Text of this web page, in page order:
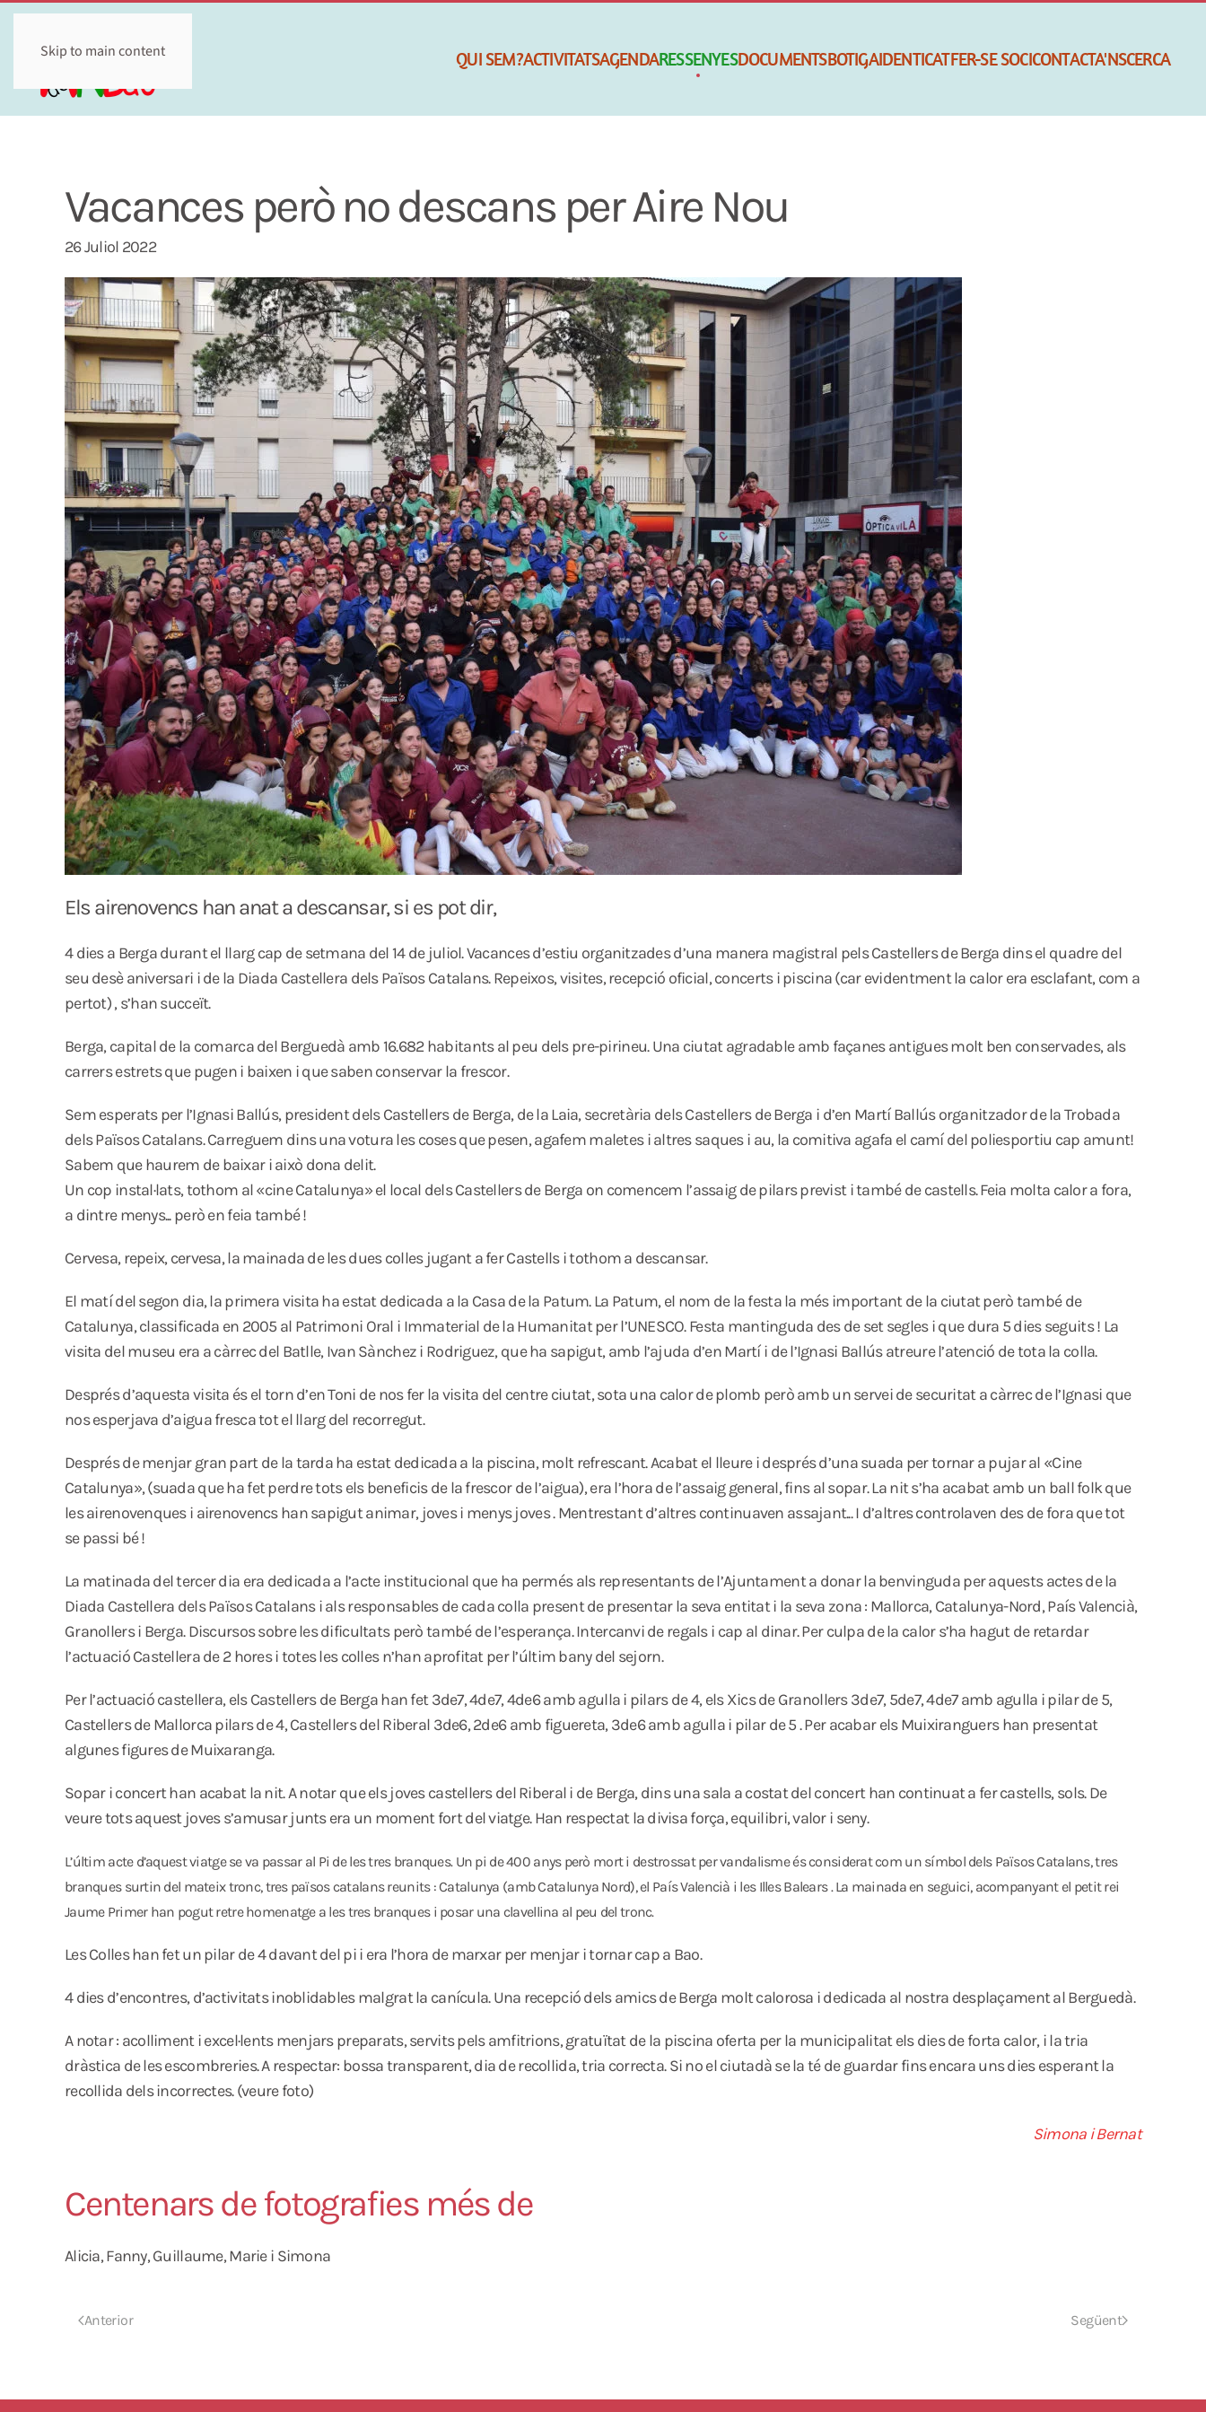
Skip to main content QUI SEM?ACTIVITATSAGENDARESSENYESDOCUMENTSBOTIGAIDENTICATFER-SE SOCICONTACTA'NSCERCA
Vacances però no descans per Aire Nou
26 Juliol 2022
Els airenovencs han anat a descansar, si es pot dir,
4 dies a Berga durant el llarg cap de setmana del 14 de juliol. Vacances d’estiu organitzades d’una manera magistral pels Castellers de Berga dins el quadre del
seu desè aniversari i de la Diada Castellera dels Països Catalans. Repeixos, visites, recepció oficial, concerts i piscina (car evidentment la calor era esclafant, com a
pertot) , s’han succeït.
Berga, capital de la comarca del Berguedà amb 16.682 habitants al peu dels pre-pirineu. Una ciutat agradable amb façanes antigues molt ben conservades, als
carrers estrets que pugen i baixen i que saben conservar la frescor.
Sem esperats per l’Ignasi Ballús, president dels Castellers de Berga, de la Laia, secretària dels Castellers de Berga i d’en Martí Ballús organitzador de la Trobada
dels Països Catalans. Carreguem dins una votura les coses que pesen, agafem maletes i altres saques i au, la comitiva agafa el camí del poliesportiu cap amunt!
Sabem que haurem de baixar i això dona delit.
Un cop instal·lats, tothom al «cine Catalunya» el local dels Castellers de Berga on comencem l’assaig de pilars previst i també de castells. Feia molta calor a fora,
a dintre menys... però en feia també !
Cervesa, repeix, cervesa, la mainada de les dues colles jugant a fer Castells i tothom a descansar.
El matí del segon dia, la primera visita ha estat dedicada a la Casa de la Patum. La Patum, el nom de la festa la més important de la ciutat però també de
Catalunya, classificada en 2005 al Patrimoni Oral i Immaterial de la Humanitat per l’UNESCO. Festa mantinguda des de set segles i que dura 5 dies seguits ! La
visita del museu era a càrrec del Batlle, Ivan Sànchez i Rodriguez, que ha sapigut, amb l’ajuda d’en Martí i de l’Ignasi Ballús atreure l’atenció de tota la colla.
Després d’aquesta visita és el torn d’en Toni de nos fer la visita del centre ciutat, sota una calor de plomb però amb un servei de securitat a càrrec de l’Ignasi que
nos esperjava d’aigua fresca tot el llarg del recorregut.
Després de menjar gran part de la tarda ha estat dedicada a la piscina, molt refrescant. Acabat el lleure i després d’una suada per tornar a pujar al «Cine
Catalunya», (suada que ha fet perdre tots els beneficis de la frescor de l’aigua), era l’hora de l’assaig general, fins al sopar. La nit s’ha acabat amb un ball folk que
les airenovenques i airenovencs han sapigut animar, joves i menys joves . Mentrestant d’altres continuaven assajant... I d’altres controlaven des de fora que tot
se passi bé !
La matinada del tercer dia era dedicada a l’acte institucional que ha permés als representants de l’Ajuntament a donar la benvinguda per aquests actes de la
Diada Castellera dels Països Catalans i als responsables de cada colla present de presentar la seva entitat i la seva zona : Mallorca, Catalunya-Nord, País Valencià,
Granollers i Berga. Discursos sobre les dificultats però també de l’esperança. Intercanvi de regals i cap al dinar. Per culpa de la calor s’ha hagut de retardar
l’actuació Castellera de 2 hores i totes les colles n’han aprofitat per l’últim bany del sejorn.
Per l’actuació castellera, els Castellers de Berga han fet 3de7, 4de7, 4de6 amb agulla i pilars de 4, els Xics de Granollers 3de7, 5de7, 4de7 amb agulla i pilar de 5,
Castellers de Mallorca pilars de 4, Castellers del Riberal 3de6, 2de6 amb figuereta, 3de6 amb agulla i pilar de 5 . Per acabar els Muixiranguers han presentat
algunes figures de Muixaranga.
Sopar i concert han acabat la nit. A notar que els joves castellers del Riberal i de Berga, dins una sala a costat del concert han continuat a fer castells, sols. De
veure tots aquest joves s’amusar junts era un moment fort del viatge. Han respectat la divisa força, equilibri, valor i seny.
L’últim acte d’aquest viatge se va passar al Pi de les tres branques. Un pi de 400 anys però mort i destrossat per vandalisme és considerat com un símbol dels Països Catalans, tres
branques surtin del mateix tronc, tres països catalans reunits : Catalunya (amb Catalunya Nord), el País Valencià i les Illes Balears . La mainada en seguici, acompanyant el petit rei
Jaume Primer han pogut retre homenatge a les tres branques i posar una clavellina al peu del tronc.
Les Colles han fet un pilar de 4 davant del pi i era l’hora de marxar per menjar i tornar cap a Bao.
4 dies d’encontres, d’activitats inoblidables malgrat la canícula. Una recepció dels amics de Berga molt calorosa i dedicada al nostra desplaçament al Berguedà.
A notar : acolliment i excel·lents menjars preparats, servits pels amfitrions, gratuïtat de la piscina oferta per la municipalitat els dies de forta calor, i la tria
dràstica de les escombreries. A respectar: bossa transparent, dia de recollida, tria correcta. Si no el ciutadà se la té de guardar fins encara uns dies esperant la
recollida dels incorrectes. (veure foto)
Simona i Bernat
Centenars de fotografies més de
Alicia, Fanny, Guillaume, Marie i Simona
Anterior Següent